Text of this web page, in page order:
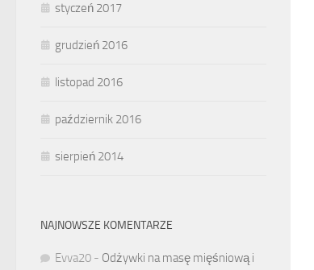
styczeń 2017
grudzień 2016
listopad 2016
październik 2016
sierpień 2014
NAJNOWSZE KOMENTARZE
Evva20 - Odżywki na masę mięśniową i